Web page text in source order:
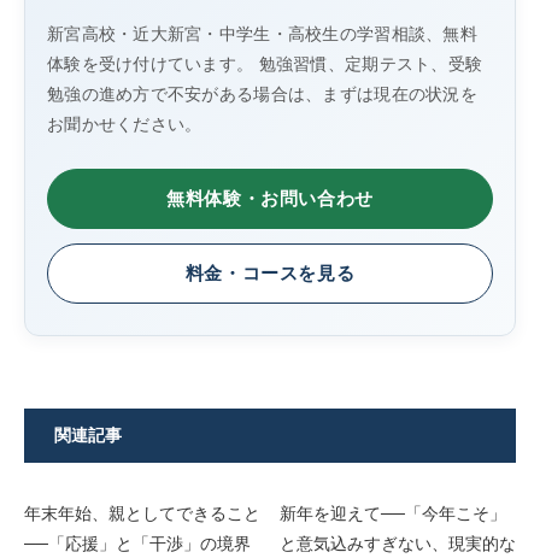
新宮高校・近大新宮・中学生・高校生の学習相談、無料
体験を受け付けています。 勉強習慣、定期テスト、受験
勉強の進め方で不安がある場合は、まずは現在の状況を
お聞かせください。
無料体験・お問い合わせ
料金・コースを見る
関連記事
年末年始、親としてできること
──「応援」と「干渉」の境界
新年を迎えて──「今年こそ」
と意気込みすぎない、現実的な